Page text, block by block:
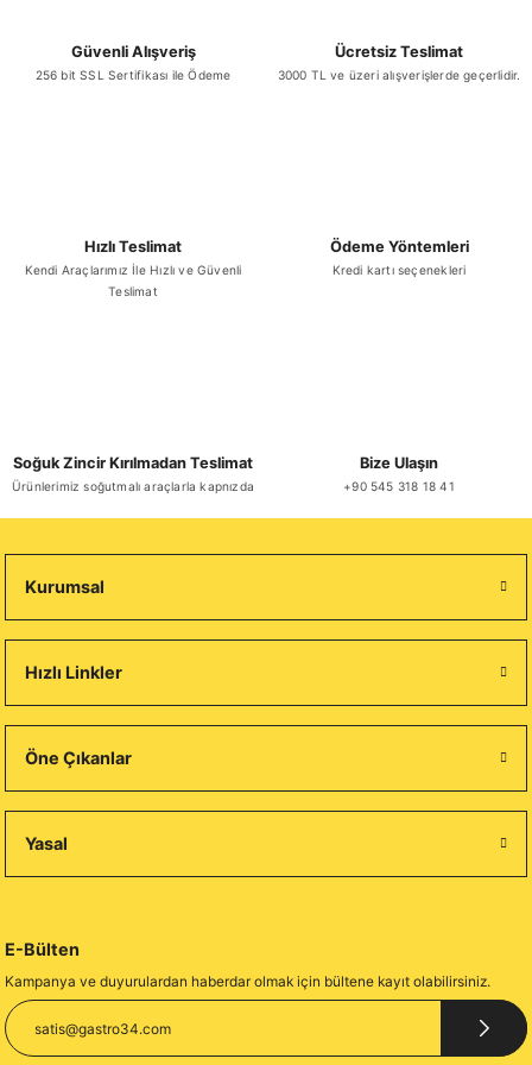
Güvenli Alışveriş
256 bit SSL Sertifikası ile Ödeme
Ücretsiz Teslimat
3000 TL ve üzeri alışverişlerde geçerlidir.
Hızlı Teslimat
Kendi Araçlarımız İle Hızlı ve Güvenli
Teslimat
Ödeme Yöntemleri
Kredi kartı seçenekleri
Soğuk Zincir Kırılmadan Teslimat
Ürünlerimiz soğutmalı araçlarla kapnızda
Bize Ulaşın
+90 545 318 18 41
Kurumsal
Hızlı Linkler
Öne Çıkanlar
Yasal
E-Bülten
Kampanya ve duyurulardan haberdar olmak için bültene kayıt olabilirsiniz.